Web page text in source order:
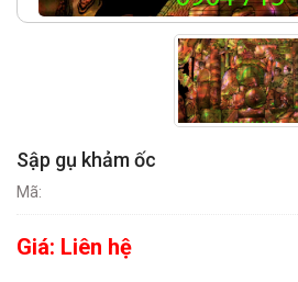
Sập gụ khảm ốc
Mã:
Giá: Liên hệ